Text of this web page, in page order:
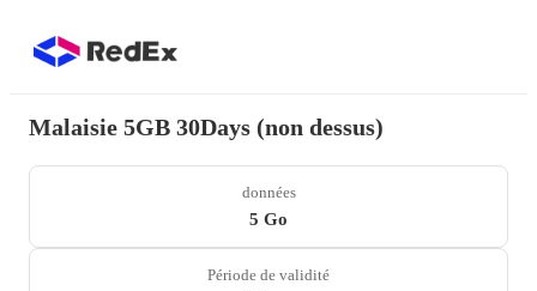
Malaisie 5GB 30Days (non dessus)
données
5 Go
Période de validité